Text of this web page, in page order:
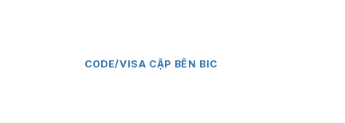
CODE/VISA CẬP BÊN BIC